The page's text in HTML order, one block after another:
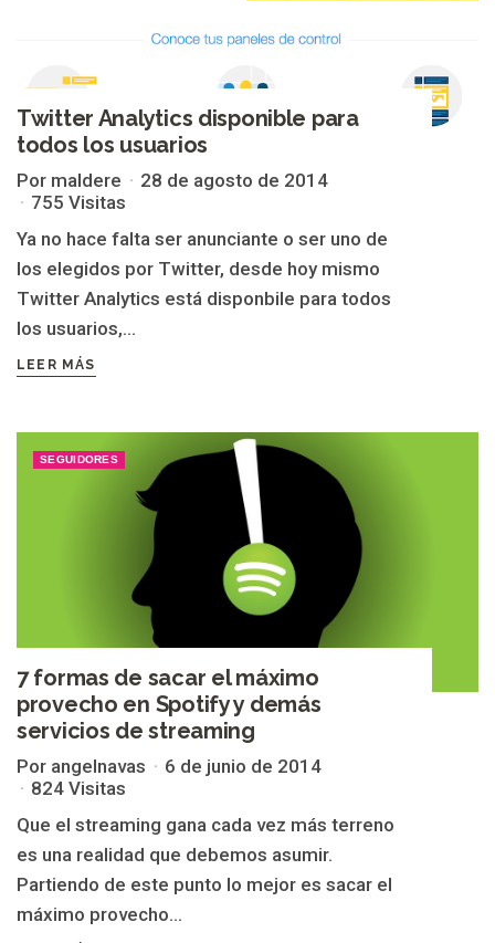
Twitter Analytics disponible para
todos los usuarios
Por maldere
28 de agosto de 2014
755 Visitas
Ya no hace falta ser anunciante o ser uno de
los elegidos por Twitter, desde hoy mismo
Twitter Analytics está disponbile para todos
los usuarios,...
LEER MÁS
SEGUIDORES
7 formas de sacar el máximo
provecho en Spotify y demás
servicios de streaming
Por angelnavas
6 de junio de 2014
824 Visitas
Que el streaming gana cada vez más terreno
es una realidad que debemos asumir.
Partiendo de este punto lo mejor es sacar el
máximo provecho...